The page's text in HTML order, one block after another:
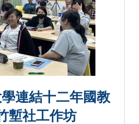
連結十二年國教
塹社工作坊